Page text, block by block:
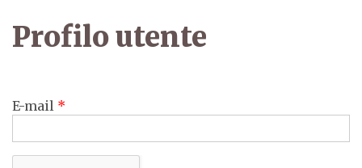
Profilo utente
E-mail *